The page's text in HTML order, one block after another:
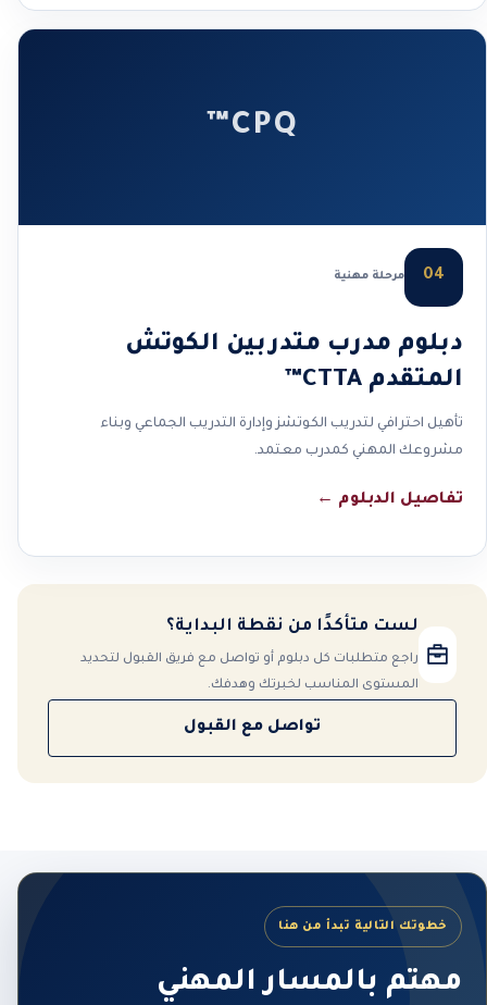
CPQ™
04 مرحلة مهنية
دبلوم مدرب متدربين الكوتش
المتقدم CTTA™
تأهيل احترافي لتدريب الكوتشز وإدارة التدريب الجماعي وبناء
مشروعك المهني كمدرب معتمد.
تفاصيل الدبلوم ←
لست متأكدًا من نقطة البداية؟
راجع متطلبات كل دبلوم أو تواصل مع فريق القبول لتحديد
المستوى المناسب لخبرتك وهدفك.
تواصل مع القبول
خطوتك التالية تبدأ من هنا
مهتم بالمسار المهني